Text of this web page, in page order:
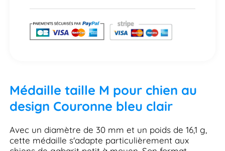
Médaille taille M pour chien au
design Couronne bleu clair
Avec un diamètre de 30 mm et un poids de 16,1 g,
cette médaille s'adapte particulièrement aux